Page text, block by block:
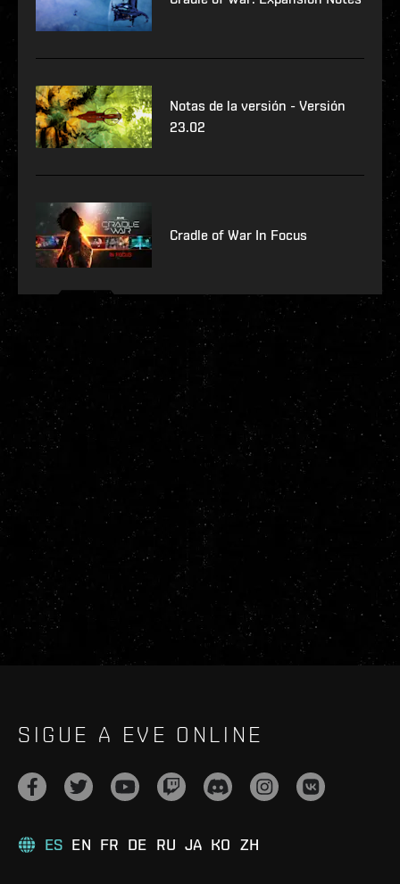
Notas de la versión - Versión
23.02
Cradle of War In Focus
SIGUE A EVE ONLINE
ES EN FR DE RU JA KO ZH